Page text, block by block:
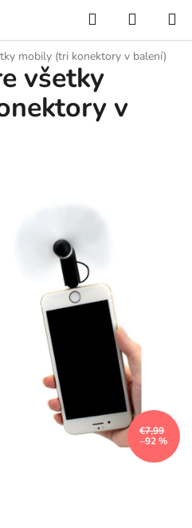
Hľadať
KOŠÍK
mobily (tri konektory v balení)
všetky
v
€7,99
–92 %